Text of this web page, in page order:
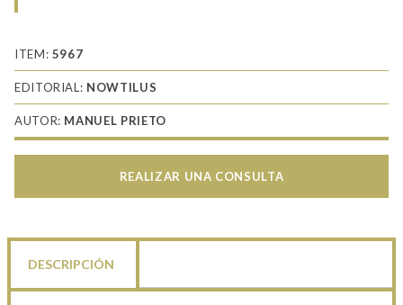
historia
los
ejércitos:
medieval
cantidad
ITEM: 5967
EDITORIAL: NOWTILUS
AUTOR: MANUEL PRIETO
REALIZAR UNA CONSULTA
DESCRIPCIÓN